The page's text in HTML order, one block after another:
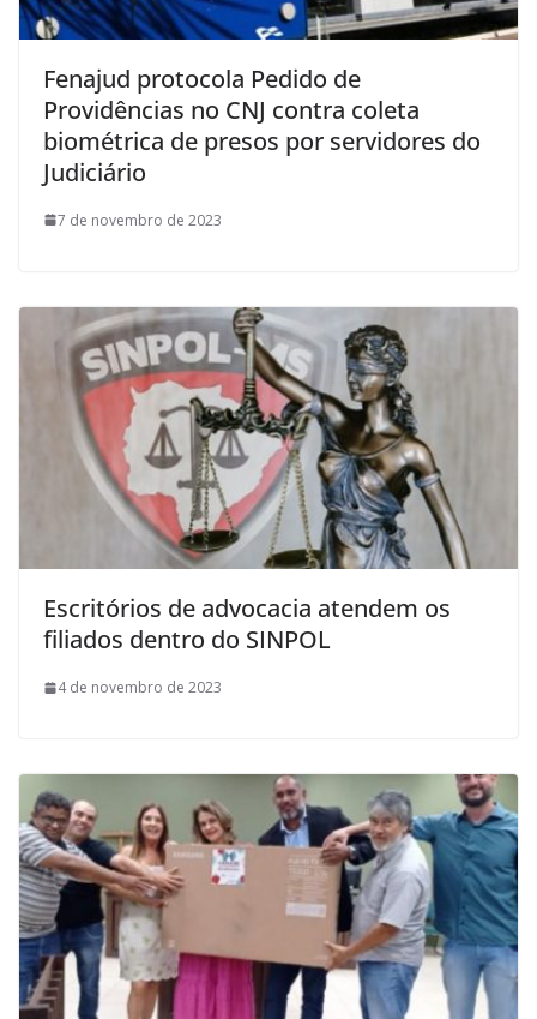
Fenajud protocola Pedido de
Providências no CNJ contra coleta
biométrica de presos por servidores do
Judiciário
7 de novembro de 2023
Escritórios de advocacia atendem os
filiados dentro do SINPOL
4 de novembro de 2023